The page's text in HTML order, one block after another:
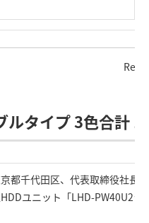
ルタイプ 3色合計
都千代田区、代表取締役社長
ユニット「LHD-PW40U2シ